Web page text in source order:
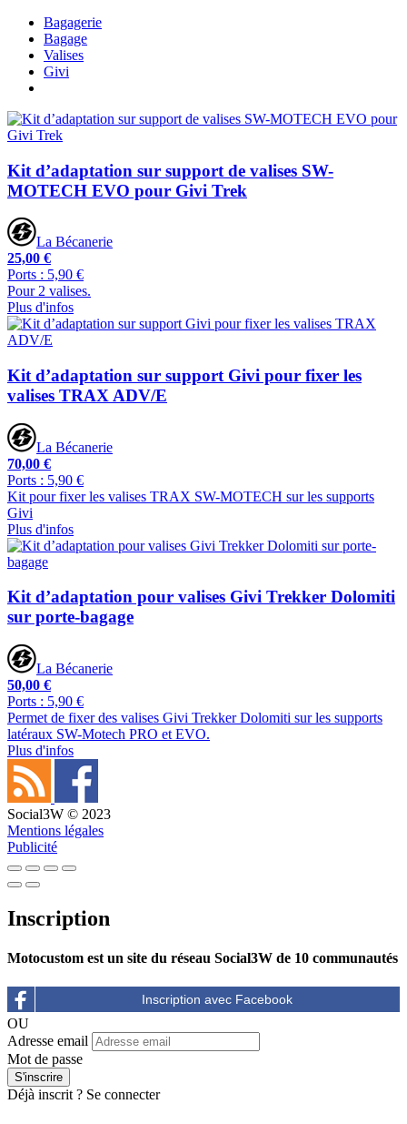
Bagagerie
Bagage
Valises
Givi
Kit d’adaptation sur support de valises SW-
MOTECH EVO pour Givi Trek
La Bécanerie
25,00 €
Ports : 5,90 €
Pour 2 valises.
Plus d'infos
Kit d’adaptation sur support Givi pour fixer les
valises TRAX ADV/E
La Bécanerie
70,00 €
Ports : 5,90 €
Kit pour fixer les valises TRAX SW-MOTECH sur les supports
Givi
Plus d'infos
Kit d’adaptation pour valises Givi Trekker Dolomiti
sur porte-bagage
La Bécanerie
50,00 €
Ports : 5,90 €
Permet de fixer des valises Givi Trekker Dolomiti sur les supports
latéraux SW-Motech PRO et EVO.
Plus d'infos
Social3W © 2023
Mentions légales
Publicité
Inscription
Motocustom est un site du réseau Social3W de 10 communautés
OU
Adresse email
Mot de passe
Déjà inscrit ? Se connecter